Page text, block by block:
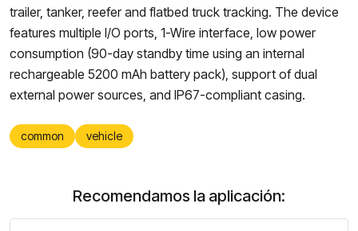
trailer, tanker, reefer and flatbed truck tracking. The device
features multiple I/O ports, 1-Wire interface, low power
consumption (90-day standby time using an internal
rechargeable 5200 mAh battery pack), support of dual
external power sources, and IP67-compliant casing.
common vehicle
Recomendamos la aplicación: